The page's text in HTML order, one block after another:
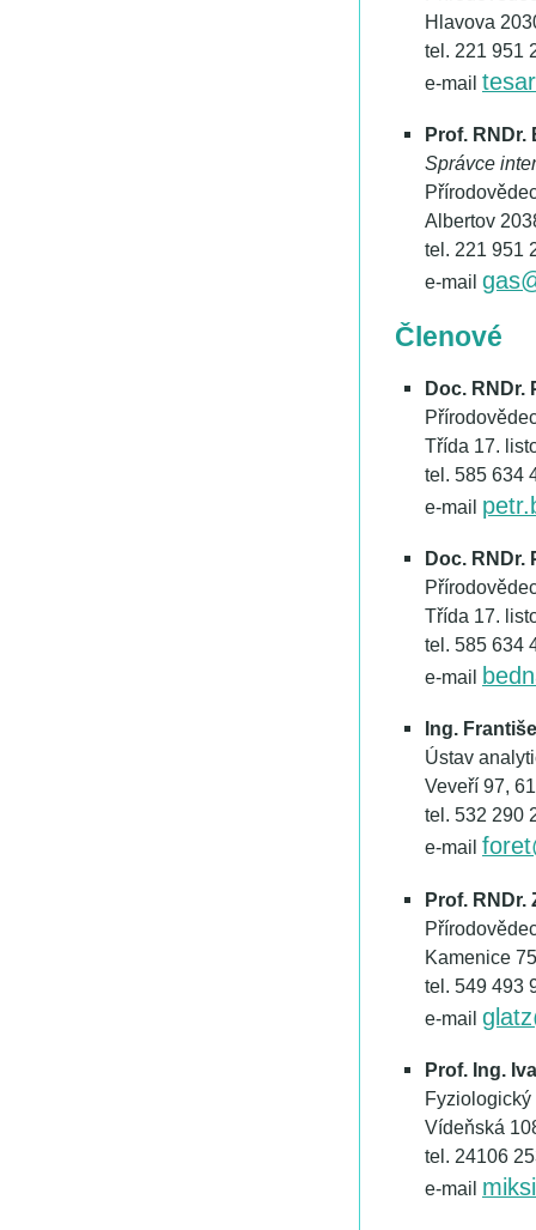
Hlavova
tel. 221 951
e-mail
Prof. RNDr.
Správce
Albertov
tel. 221 951
e-mail
Členové
Doc. RNDr.
Třída 17.
tel. 585 634
e-mail
Doc. RNDr.
Třída 17.
tel. 585 634
e-mail
Ing.
Ústav
Veveří 97,
tel. 532 290
e-mail
Prof. RNDr.
Kamenice
tel. 549 493
e-mail
Prof. Ing.
Fyziologický
Vídeňská
tel. 24106
e-mail